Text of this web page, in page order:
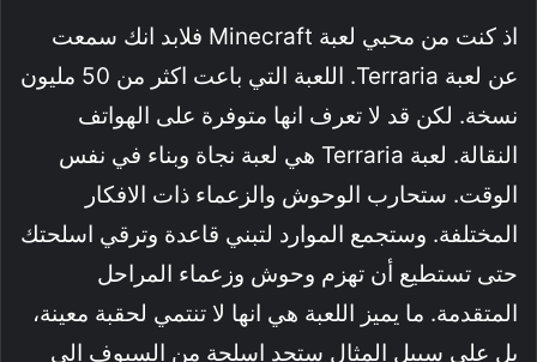
اذ كنت من محبي لعبة Minecraft فلابد انك سمعت
عن لعبة Terraria. اللعبة التي باعت اكثر من 50 مليون
نسخة. لكن قد لا تعرف انها متوفرة على الهواتف
النقالة. لعبة Terraria هي لعبة نجاة وبناء في نفس
الوقت. ستحارب الوحوش والزعماء ذات الافكار
المختلفة. وستجمع الموارد لتبني قاعدة وترقي اسلحتك
حتى تستطيع أن تهزم وحوش وزعماء المراحل
المتقدمة. ما يميز اللعبة هي انها لا تنتمي لحقبة معينة،
بل على سبيل المثال ستجد اسلحة من السيوف الي